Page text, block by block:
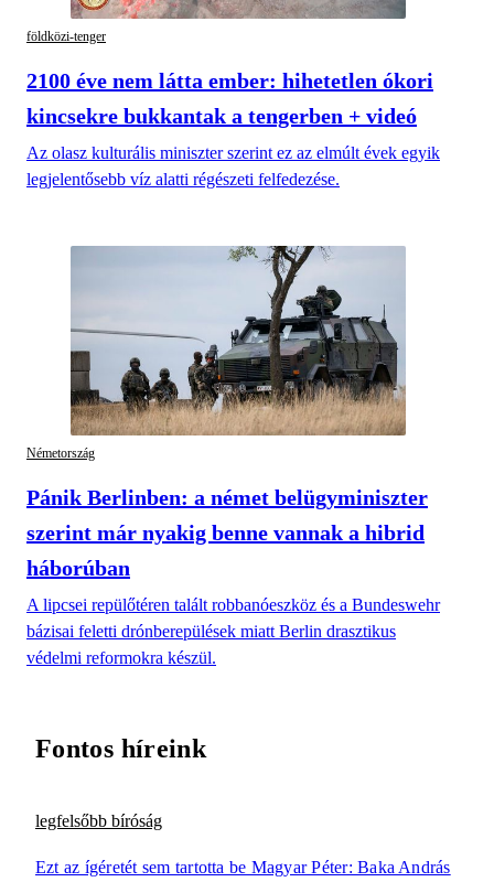
földközi-tenger
2100 éve nem látta ember: hihetetlen ókori
kincsekre bukkantak a tengerben + videó
Az olasz kulturális miniszter szerint ez az elmúlt évek egyik
legjelentősebb víz alatti régészeti felfedezése.
Németország
Pánik Berlinben: a német belügyminiszter
szerint már nyakig benne vannak a hibrid
háborúban
A lipcsei repülőtéren talált robbanóeszköz és a Bundeswehr
bázisai feletti drónberepülések miatt Berlin drasztikus
védelmi reformokra készül.
Fontos híreink
legfelsőbb bíróság
Ezt az ígéretét sem tartotta be Magyar Péter: Baka András